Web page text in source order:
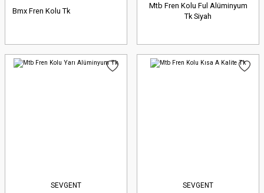
Bmx Fren Kolu Tk
Mtb Fren Kolu Ful Alüminyum
Tk Siyah
SEVGENT SEVGENT